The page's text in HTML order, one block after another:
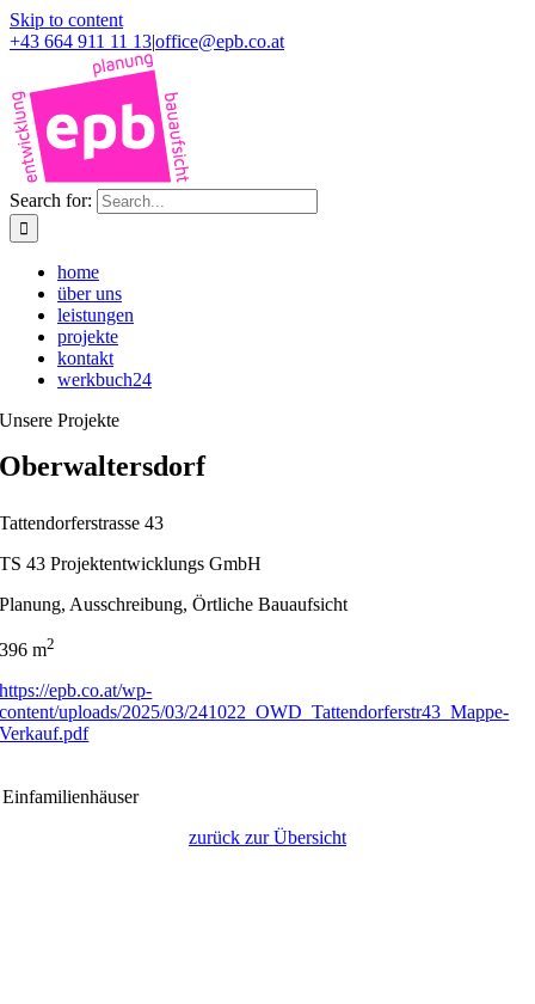
Skip to content
+43 664 911 11 13|office@epb.co.at
Search for:
home
über uns
leistungen
projekte
kontakt
werkbuch24
Unsere Projekte
Oberwaltersdorf
Tattendorferstrasse 43
TS 43 Projektentwicklungs GmbH
Planung, Ausschreibung, Örtliche Bauaufsicht
396 m2
https://epb.co.at/wp-
content/uploads/2025/03/241022_OWD_Tattendorferstr43_Mappe-
Verkauf.pdf
zurück zur Übersicht